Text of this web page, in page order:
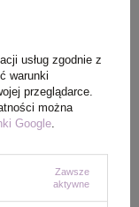
usług zgodnie z
warunki
przeglądarce.
można
Google.
Zawsze
aktywne